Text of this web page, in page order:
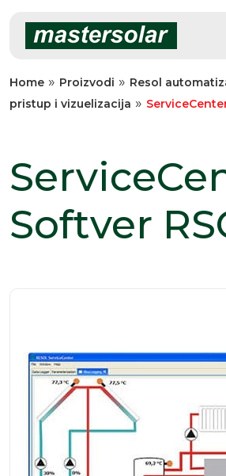
content
Home » Proizvodi » Resol
pristup i vizuelizacija »
Softver